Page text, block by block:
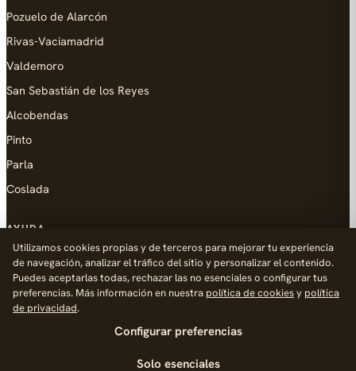
Pozuelo de Alarcón
Rivas-Vaciamadrid
Valdemoro
San Sebastián de los Reyes
Alcobendas
Pinto
Parla
Coslada
AYUDA
Añadir empresa
Contacto
Política de Privacidad
Utilizamos cookies propias y de terceros para mejorar tu experiencia
de navegación, analizar el tráfico del sitio y personalizar el contenido.
Puedes aceptarlas todas, rechazar las no esenciales o configurar tus
preferencias. Más información en nuestra política de cookiesy política
de privacidad.
Configurar preferencias
Solo esenciales